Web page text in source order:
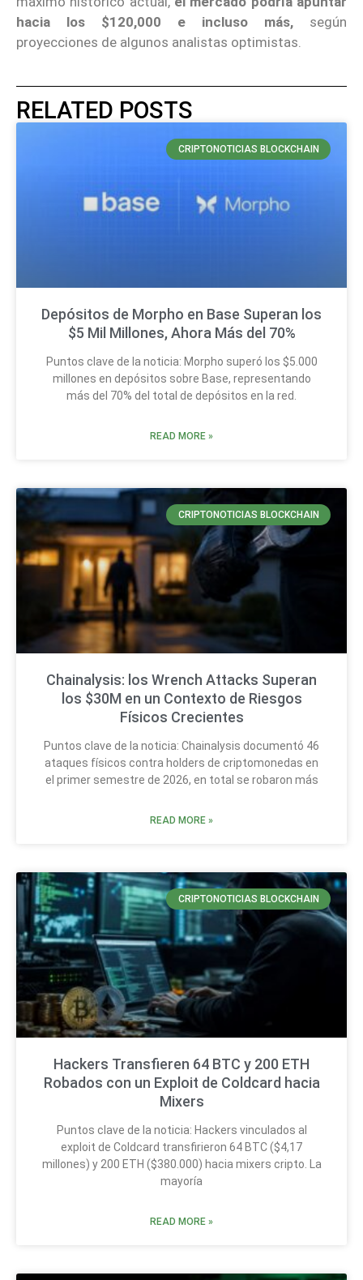
hacia los $120,000 e incluso más, según
proyecciones de algunos analistas optimistas.
RELATED POSTS
CRIPTONOTICIAS BLOCKCHAIN
Depósitos de Morpho en Base Superan los
$5 Mil Millones, Ahora Más del 70%
Puntos clave de la noticia: Morpho superó los $5.000
millones en depósitos sobre Base, representando
más del 70% del total de depósitos en la red.
READ MORE »
CRIPTONOTICIAS BLOCKCHAIN
Chainalysis: los Wrench Attacks Superan
los $30M en un Contexto de Riesgos
Físicos Crecientes
Puntos clave de la noticia: Chainalysis documentó 46
ataques físicos contra holders de criptomonedas en
el primer semestre de 2026, en total se robaron más
READ MORE »
CRIPTONOTICIAS BLOCKCHAIN
Hackers Transfieren 64 BTC y 200 ETH
Robados con un Exploit de Coldcard hacia
Mixers
Puntos clave de la noticia: Hackers vinculados al
exploit de Coldcard transfirieron 64 BTC ($4,17
millones) y 200 ETH ($380.000) hacia mixers cripto. La
mayoría
READ MORE »